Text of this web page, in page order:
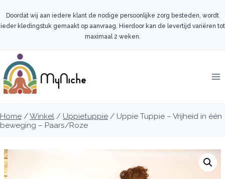
naar
inhoud
Doordat wij aan iedere klant de nodige persoonlijke zorg besteden, wordt
ieder kledingstuk gemaakt op aanvraag. Hierdoor kan de levertijd variëren tot
maximaal 2 weken.
Home /Winkel / Uppietuppie / Uppie Tuppie – Vrijheid in één
beweging – Paars/Roze